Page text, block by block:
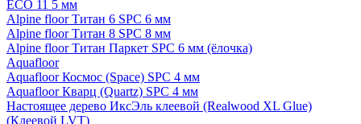
ECO 11 5 мм
Alpine floor Титан 6 SPC 6 мм
Alpine floor Титан 8 SPC 8 мм
Alpine floor Титан Паркет SPC 6 мм (ёлочка)
Aquafloor
Aquafloor Космос (Space) SPC 4 мм
Aquafloor Кварц (Quartz) SPC 4 мм
Настоящее дерево ИксЭль клеевой (Realwood XL Glue)
(Клеевой LVT)